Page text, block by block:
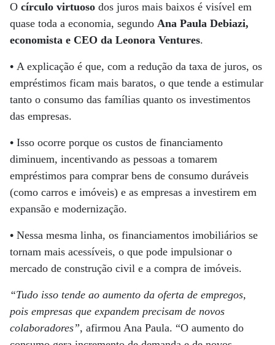
O círculo virtuoso dos juros mais baixos é visível em
quase toda a economia, segundo Ana Paula Debiazi,
economista e CEO da Leonora Ventures.
• A explicação é que, com a redução da taxa de juros, os
empréstimos ficam mais baratos, o que tende a estimular
tanto o consumo das famílias quanto os investimentos
das empresas.
• Isso ocorre porque os custos de financiamento
diminuem, incentivando as pessoas a tomarem
empréstimos para comprar bens de consumo duráveis
(como carros e imóveis) e as empresas a investirem em
expansão e modernização.
• Nessa mesma linha, os financiamentos imobiliários se
tornam mais acessíveis, o que pode impulsionar o
mercado de construção civil e a compra de imóveis.
“Tudo isso tende ao aumento da oferta de empregos,
pois empresas que expandem precisam de novos
colaboradores”, afirmou Ana Paula. “O aumento do